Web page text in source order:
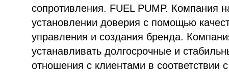
сопротивления. FUEL PUMP. Компания
установлении доверия с помощью
управления и создания бренда.
устанавливать долгосрочные и
отношения с клиентами в соответствии